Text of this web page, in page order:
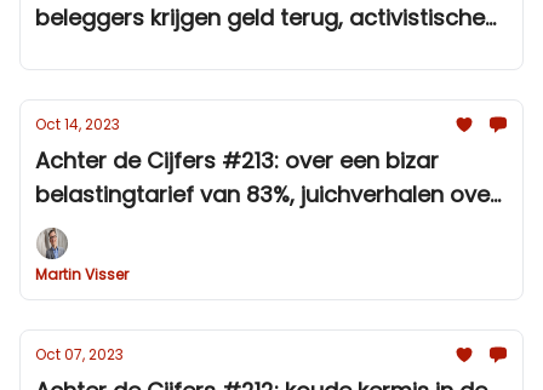
beleggers krijgen geld terug, activistische
Oct 14, 2023
Achter de Cijfers #213: over een bizar
belastingtarief van 83%, juichverhalen over
lonen en het simplisme van
klimaatactivisten zoals ABP en FNV
Martin Visser
Oct 07, 2023